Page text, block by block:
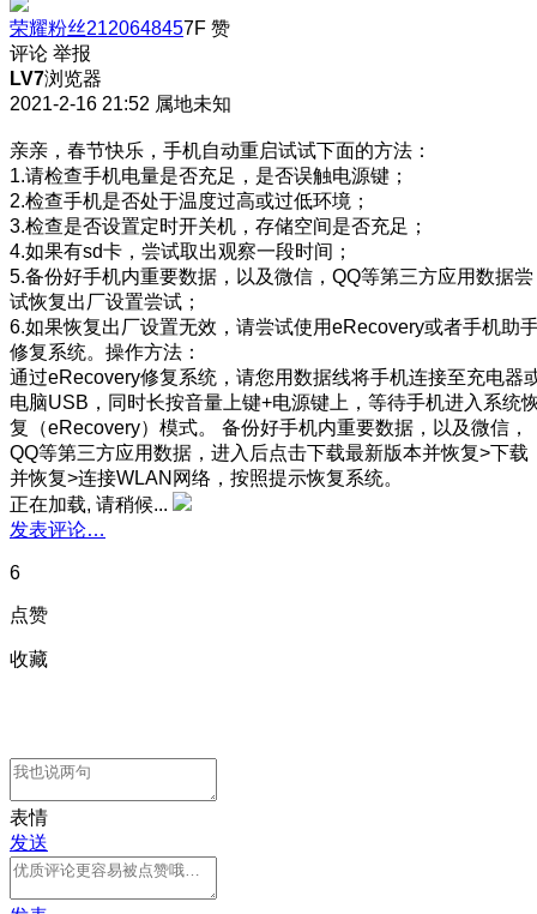
荣耀粉丝2120648457F 赞
评论 举报
LV7浏览器
2021-2-16 21:52 属地未知
亲亲，春节快乐，手机自动重启试试下面的方法：
1.请检查手机电量是否充足，是否误触电源键；
2.检查手机是否处于温度过高或过低环境；
3.检查是否设置定时开关机，存储空间是否充足；
4.如果有sd卡，尝试取出观察一段时间；
5.备份好手机内重要数据，以及微信，QQ等第三方应用数据尝
试恢复出厂设置尝试；
6.如果恢复出厂设置无效，请尝试使用eRecovery或者手机助
修复系统。操作方法：
通过eRecovery修复系统，请您用数据线将手机连接至充电器
电脑USB，同时长按音量上键+电源键上，等待手机进入系统
复（eRecovery）模式。 备份好手机内重要数据，以及微信，
QQ等第三方应用数据，进入后点击下载最新版本并恢复>下载
并恢复>连接WLAN网络，按照提示恢复系统。
正在加载, 请稍候...
发表评论…
6
点赞
收藏
表情
发送